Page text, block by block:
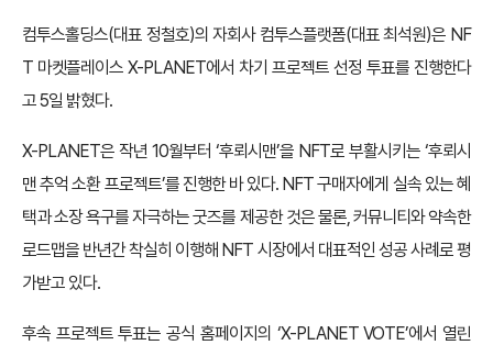
컴투스홀딩스(대표 정철호)의 자회사 컴투스플랫폼(대표 최석원)은 NF
T 마켓플레이스 X-PLANET에서 차기 프로젝트 선정 투표를 진행한다
고 5일 밝혔다.
X-PLANET은 작년 10월부터 ‘후뢰시맨’을 NFT로 부활시키는 ‘후뢰시
맨 추억 소환 프로젝트’를 진행한 바 있다. NFT 구매자에게 실속 있는 혜
택과 소장 욕구를 자극하는 굿즈를 제공한 것은 물론, 커뮤니티와 약속한
로드맵을 반년간 착실히 이행해 NFT 시장에서 대표적인 성공 사례로 평
가받고 있다.
후속 프로젝트 투표는 공식 홈페이지의 ‘X-PLANET VOTE’에서 열린